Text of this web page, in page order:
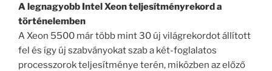
A legnagyobb Intel Xeon teljesítményrekord a
történelemben
A Xeon 5500 már több mint 30 új világrekordot állított
fel és így új szabványokat szab a két-foglalatos
processzorok teljesítménye terén, miközben az előző